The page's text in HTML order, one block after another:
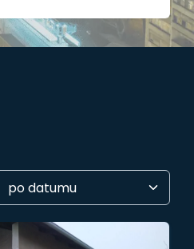
po datumu